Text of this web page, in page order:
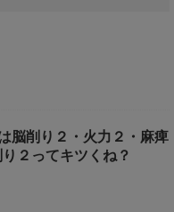
脳削り２・火力２・麻痺
２ってキツくね？